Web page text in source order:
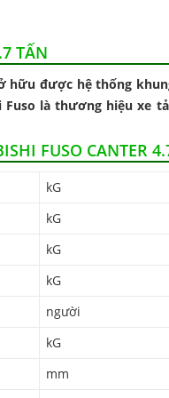
TẤN
hữu được hệ thống
là thương hiệu xe
FUSO CANTER
kG
kG
kG
kG
người
kG
mm